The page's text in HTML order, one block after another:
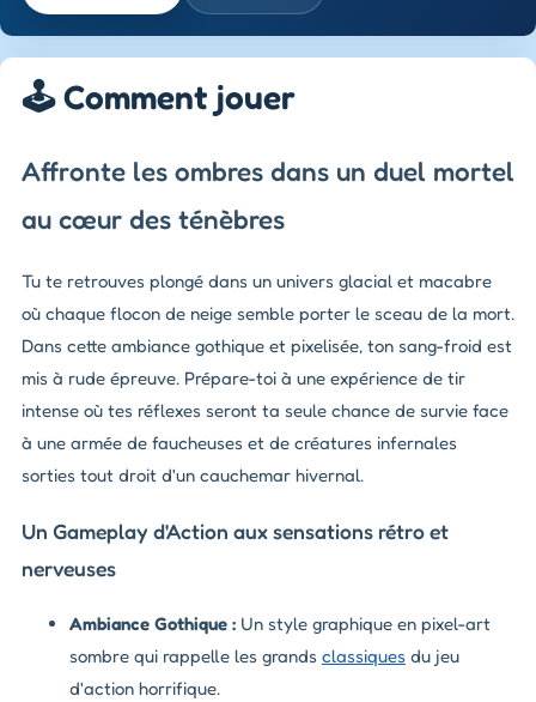
🕹️ Comment jouer
Affronte les ombres dans un duel mortel
au cœur des ténèbres
Tu te retrouves plongé dans un univers glacial et macabre
où chaque flocon de neige semble porter le sceau de la mort.
Dans cette ambiance gothique et pixelisée, ton sang-froid est
mis à rude épreuve. Prépare-toi à une expérience de tir
intense où tes réflexes seront ta seule chance de survie face
à une armée de faucheuses et de créatures infernales
sorties tout droit d'un cauchemar hivernal.
Un Gameplay d'Action aux sensations rétro et
nerveuses
Ambiance Gothique : Un style graphique en pixel-art
sombre qui rappelle les grands classiques du jeu
d'action horrifique.